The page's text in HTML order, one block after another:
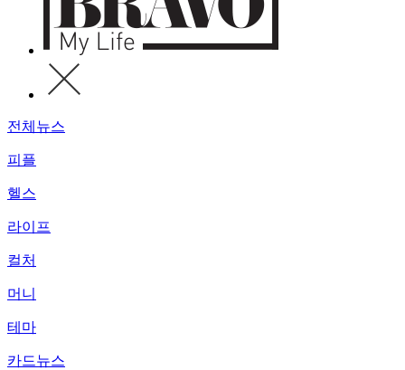
전체뉴스
피플
헬스
라이프
컬처
머니
테마
카드뉴스